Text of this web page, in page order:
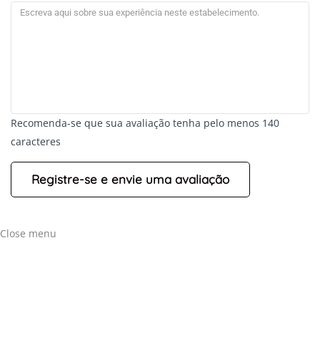
Leaflet
Recomenda-se que sua avaliação tenha pelo menos 140
caracteres
Close menu